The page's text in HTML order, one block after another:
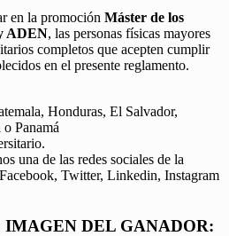
en la promoción Máster de los
ADEN, las personas físicas mayores
completos que acepten cumplir
en el presente reglamento.
Honduras, El Salvador,
Panamá
una de las redes sociales de la
Twitter, Linkedin, Instagram
IMAGEN DEL GANADOR: